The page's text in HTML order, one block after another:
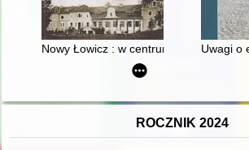
Nowy Łowicz : w centrum poligonuUwagi o
ROCZNIK 2024